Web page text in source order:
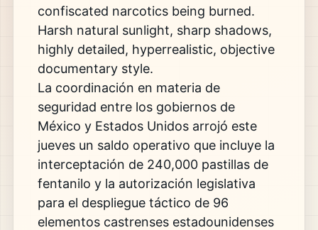
confiscated narcotics being burned.
Harsh natural sunlight, sharp shadows,
highly detailed, hyperrealistic, objective
documentary style.
La coordinación en materia de
seguridad entre los gobiernos de
México y Estados Unidos arrojó este
jueves un saldo operativo que incluye la
interceptación de 240,000 pastillas de
fentanilo y la autorización legislativa
para el despliegue táctico de 96
elementos castrenses estadounidenses